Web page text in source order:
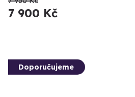
7 900 Kč
Doporučujeme